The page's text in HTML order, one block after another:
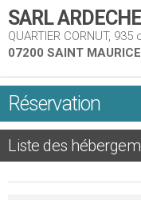
SARL
QUARTIER CORNUT,
07200 SAINT
Réservation
Liste des